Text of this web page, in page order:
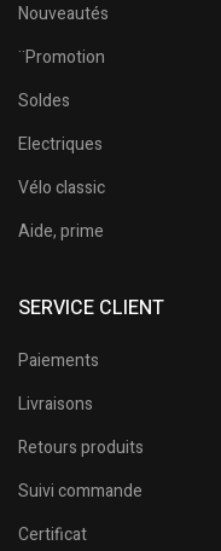
Nouveautés
¨Promotion
Soldes
Electriques
Vélo classic
Aide, prime
SERVICE CLIENT
Paiements
Livraisons
Retours produits
Suivi commande
Certificat